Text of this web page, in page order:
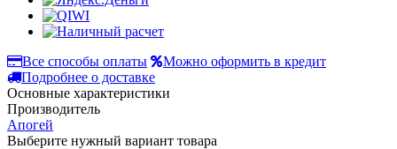
Все способы оплаты
Можно оформить в кредит
Подробнее о доставке
Основные характеристики
Производитель
Апогей
Выберите нужный вариант товара